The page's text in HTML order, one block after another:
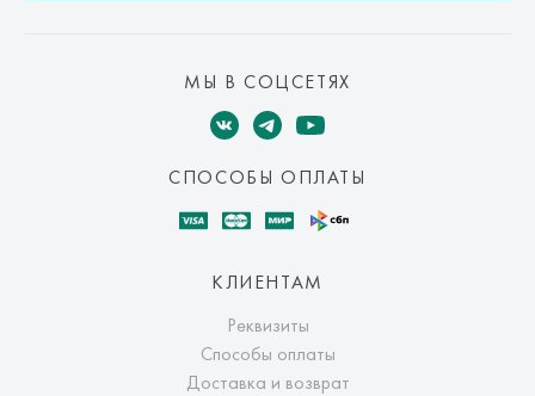
МЫ В СОЦСЕТЯХ
СПОСОБЫ ОПЛАТЫ
КЛИЕНТАМ
Реквизиты
Способы оплаты
Доставка и возврат